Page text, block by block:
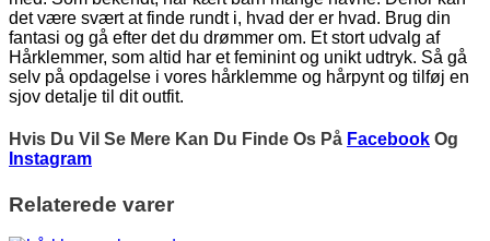
det være svært at finde rundt i, hvad der er hvad. Brug din
fantasi og gå efter det du drømmer om. Et stort udvalg af
Hårklemmer, som altid har et feminint og unikt udtryk. Så gå
selv på opdagelse i vores hårklemme og hårpynt og tilføj en
sjov detalje til dit outfit.
Hvis Du Vil Se Mere Kan Du Finde Os På Facebook Og
Instagram
Relaterede varer